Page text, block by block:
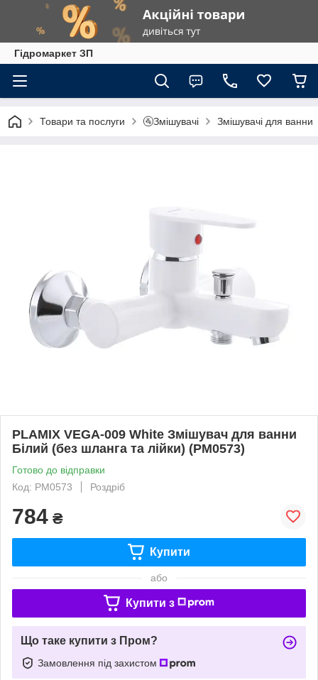
Гiдромаркет ЗП
Товари та послуги 🚰Змішувачі Змішувачі для ванни
PLAMIX VEGA-009 White Змішувач для ванни
Білий (без шланга та лійки) (PM0573)
Готово до відправки
Код: PM0573
Роздріб
784 ₴
Купити
або
Купити з
Що таке купити з Пром?
Замовлення під захистом